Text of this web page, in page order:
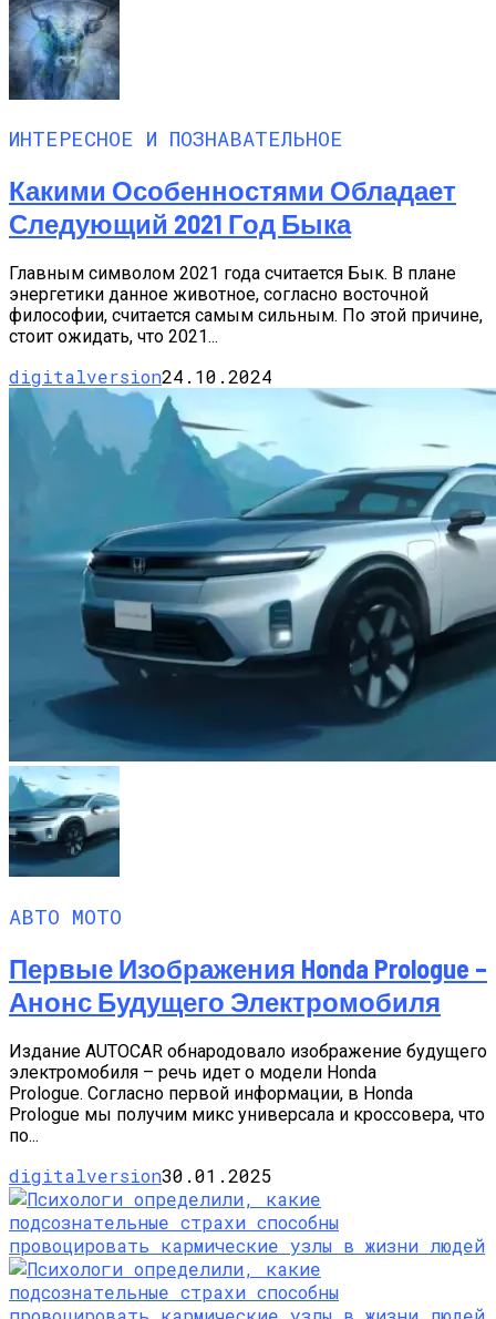
ИНТЕРЕСНОЕ И ПОЗНАВАТЕЛЬНОЕ
Какими Особенностями Обладает
Следующий 2021 Год Быка
Главным символом 2021 года считается Бык. В плане
энергетики данное животное, согласно восточной
философии, считается самым сильным. По этой причине,
стоит ожидать, что 2021...
digitalversion24.10.2024
АВТО МОТО
Первые Изображения Honda Prologue –
Анонс Будущего Электромобиля
Издание AUTOCAR обнародовало изображение будущего
электромобиля – речь идет о модели Honda
Prologue. Согласно первой информации, в Honda
Prologue мы получим микс универсала и кроссовера, что
по...
digitalversion30.01.2025